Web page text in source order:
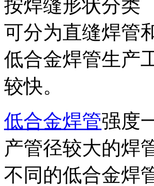
按焊缝形状分类
可分为直缝焊管
低合金焊管生产
较快。
低合金焊管强度
产管径较大的焊
不同的低合金焊